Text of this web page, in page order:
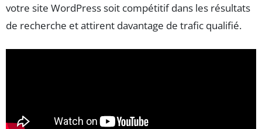
votre site WordPress soit compétitif dans les résultats
de recherche et attirent davantage de trafic qualifié.